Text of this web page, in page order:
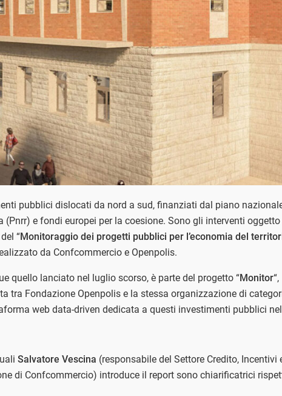
pubblici dislocati da nord a sud, finanziati dal piano
(Pnrr) e fondi europei per la coesione. Sono gli interventi
“Monitoraggio dei progetti pubblici per l’economia del
da Confcommercio e Openpolis.
quello lanciato nel luglio scorso, è parte del progetto “Monitor“,
tra Fondazione Openpolis e la stessa organizzazione di
web data-driven dedicata a questi investimenti pubblici
Salvatore Vescina (responsabile del Settore Credito, Incentivi
di Confcommercio) introduce il report sono chiarificatrici